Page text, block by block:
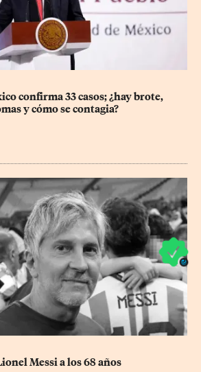
confirma 33 casos; ¿hay brote,
y cómo se contagia?
Messi a los 68 años